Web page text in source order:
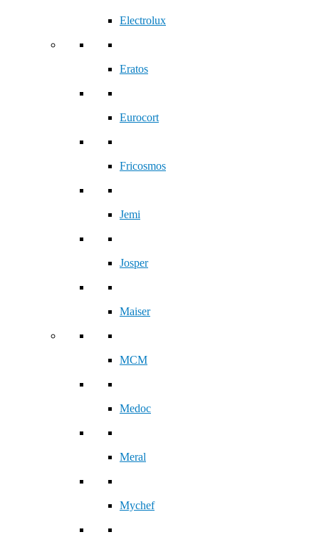
Electrolux
Eratos
Eurocort
Fricosmos
Jemi
Josper
Maiser
MCM
Medoc
Meral
Mychef